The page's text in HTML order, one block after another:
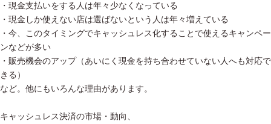
・現金支払いをする人は年々少なくなっている
・現金しか使えない店は選ばないという人は年々増えている
・今、このタイミングでキャッシュレス化することで使えるキャンペー
ンなどが多い
・販売機会のアップ（あいにく現金を持ち合わせていない人へも対応で
きる）
など。他にもいろんな理由があります。
キャッシュレス決済の市場・動向、